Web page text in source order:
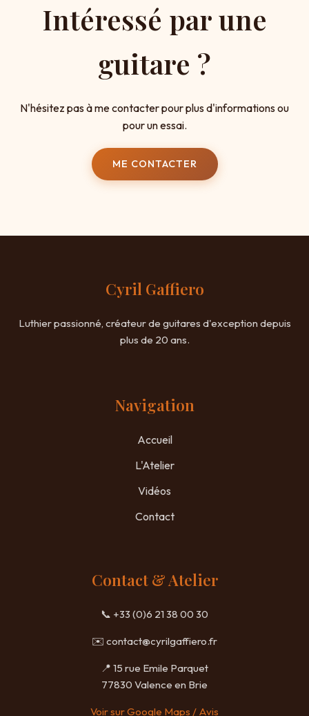
Intéressé par une
guitare ?
N'hésitez pas à me contacter pour plus d'informations ou
pour un essai.
ME CONTACTER
Cyril Gaffiero
Luthier passionné, créateur de guitares d'exception depuis
plus de 20 ans.
Navigation
Accueil
L'Atelier
Vidéos
Contact
Contact & Atelier
📞 +33 (0)6 21 38 00 30
✉️ contact@cyrilgaffiero.fr
📍 15 rue Emile Parquet
77830 Valence en Brie
Voir sur Google Maps / Avis